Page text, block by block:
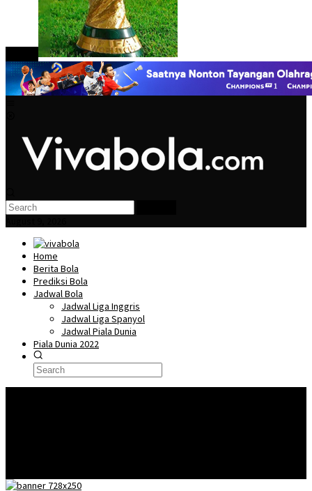
Home
Berita Bola
Prediksi Bola
Jadwal Bola
Jadwal Liga Inggris
Jadwal Liga Spanyol
Jadwal Piala Dunia
Piala Dunia 2022